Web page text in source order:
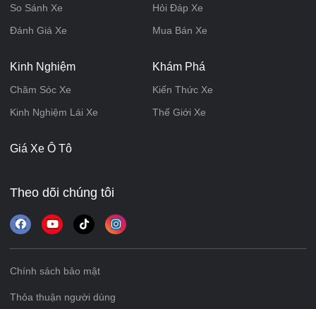
So Sánh Xe
Đánh Giá Xe
Hỏi Đáp Xe
Mua Bán Xe
Kinh Nghiệm
Chăm Sóc Xe
Kinh Nghiệm Lái Xe
Khám Phá
Kiến Thức Xe
Thế Giới Xe
Giá Xe Ô Tô
Theo dõi chúng tôi
Chính sách bảo mật
Thỏa thuận người dùng